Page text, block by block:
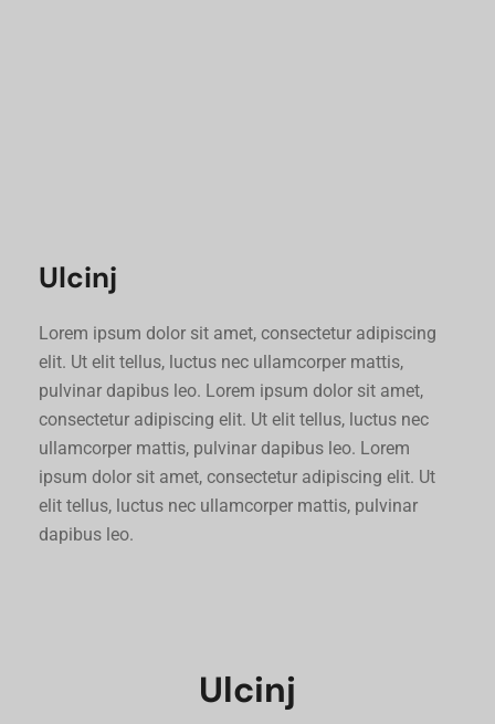
Ulcinj
Lorem ipsum dolor sit amet, consectetur adipiscing
elit. Ut elit tellus, luctus nec ullamcorper mattis,
pulvinar dapibus leo. Lorem ipsum dolor sit amet,
consectetur adipiscing elit. Ut elit tellus, luctus nec
ullamcorper mattis, pulvinar dapibus leo. Lorem
ipsum dolor sit amet, consectetur adipiscing elit. Ut
elit tellus, luctus nec ullamcorper mattis, pulvinar
dapibus leo.
Ulcinj